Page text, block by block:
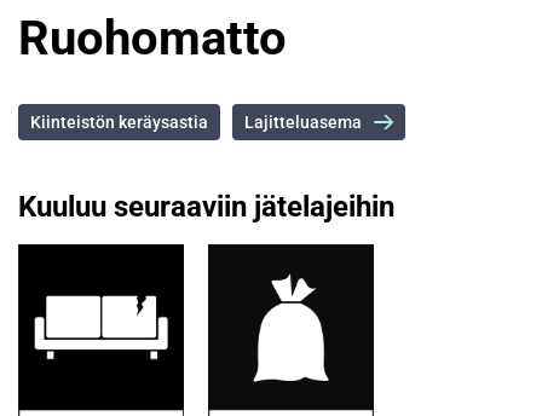
Ruohomatto
Kiinteistön keräysastia Lajitteluasema
Kuuluu seuraaviin jätelajeihin